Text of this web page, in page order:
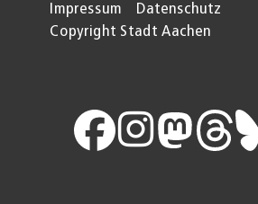
Impressum
Datenschutz
Copyright Stadt Aachen